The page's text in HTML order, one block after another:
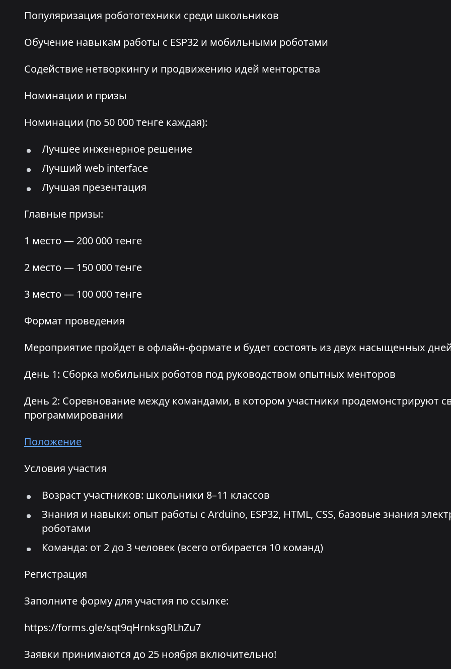
Популяризация робототехники среди школьников
Обучение навыкам работы с ESP32 и мобильными роботами
Содействие нетворкингу и продвижению идей менторства
Номинации и призы
Номинации (по 50 000 тенге каждая):
Лучшее инженерное решение
Лучший web interface
Лучшая презентация
Главные призы:
1 место — 200 000 тенге
2 место — 150 000 тенге
3 место — 100 000 тенге
Формат проведения
Мероприятие пройдет в офлайн-формате и будет состоять из двух насыщенных
День 1: Сборка мобильных роботов под руководством опытных менторов
День 2: Соревнование между командами, в котором участники продемонстрируют
программировании
Положение
Условия участия
Возраст участников: школьники 8–11 классов
Знания и навыки: опыт работы с Arduino, ESP32, HTML, CSS, базовые знания
роботами
Команда: от 2 до 3 человек (всего отбирается 10 команд)
Регистрация
Заполните форму для участия по ссылке:
https://forms.gle/sqt9qHrnksgRLhZu7
Заявки принимаются до 25 ноября включительно!